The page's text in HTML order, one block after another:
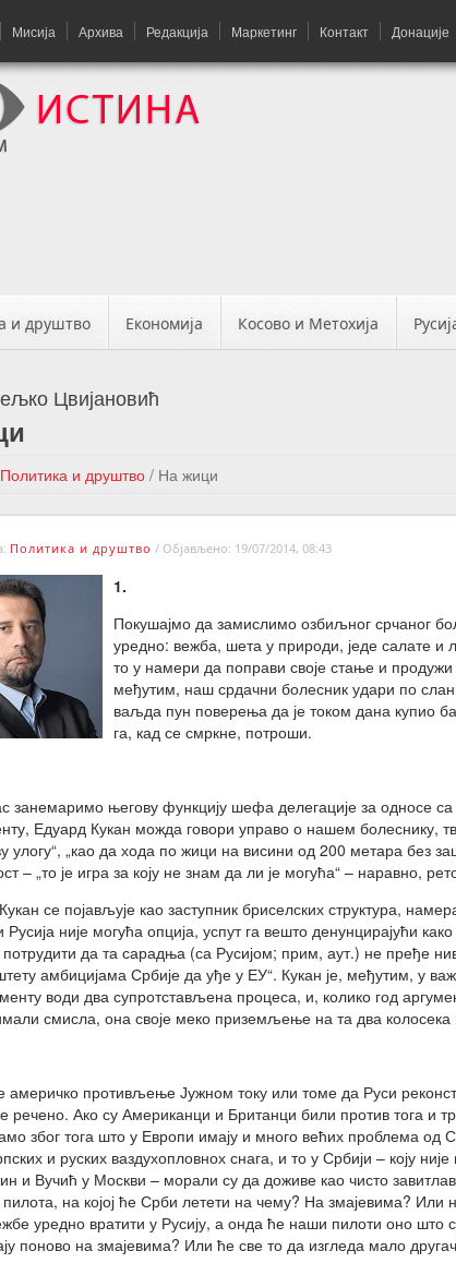
Мисија Архива Редакција Маркетинг Контакт Донације
и друштво Економија Косово и Метохија
Цвијановић
Политика и друштво / На жици
Политика и друштво / Објављено: 19/07/2014, 08:43
1.
Покушајмо да замислимо озбиљног срчаног
уредно: вежба, шета у природи, једе салате и
то у намери да поправи своје стање и
међутим, наш срдачни болесник удари по
ваљда пун поверења да је током дана купио
га, кад се смркне, потроши.
занемаримо његову функцију шефа делегације за односе
Едуард Кукан можда говори управо о нашем болеснику,
улогу“, „као да хода по жици на висини од 200 метара без
– „то је игра за коју не знам да ли је могућа“ – наравно,
се појављује као заступник бриселских структура,
Русија није могућа опција, успут га вешто денунцирајући
да та сарадња (са Русијом; прим, аут.) не пређе
амбицијама Србије да уђе у ЕУ“. Кукан је, међутим, у
води два супротстављена процеса, и, колико год
смисла, она своје меко приземљење на та два
америчко противљење Јужном току или томе да Руси
речено. Ако су Американци и Британци били против тога и
због тога што у Европи имају и много већих проблема од
и руских ваздухопловнох снага, и то у Србији – коју
и Вучић у Москви – морали су да доживе као чисто
пилота, на којој ће Срби летети на чему? На змајевима? Или
уредно вратити у Русију, а онда ће наши пилоти оно што
поново на змајевима? Или ће све то да изгледа мало